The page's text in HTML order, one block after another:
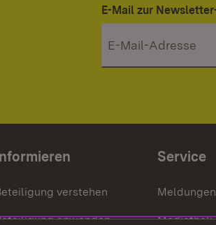
E-Mail zur
verstehen
anwenden
Service
Meldungen
Mediathek